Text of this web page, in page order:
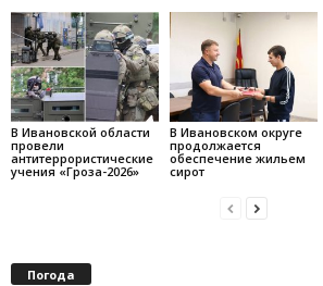
В Ивановской области
провели
антитеррористические
учения «Гроза-2026»
В Ивановском округе
продолжается
обеспечение жильем
сирот
Погода